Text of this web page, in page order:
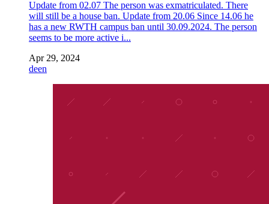
Update from 02.07 The person was exmatriculated. There
will still be a house ban. Update from 20.06 Since 14.06 he
has a new RWTH campus ban until 30.09.2024. The person
seems to be more active i...
Apr 29, 2024
deen